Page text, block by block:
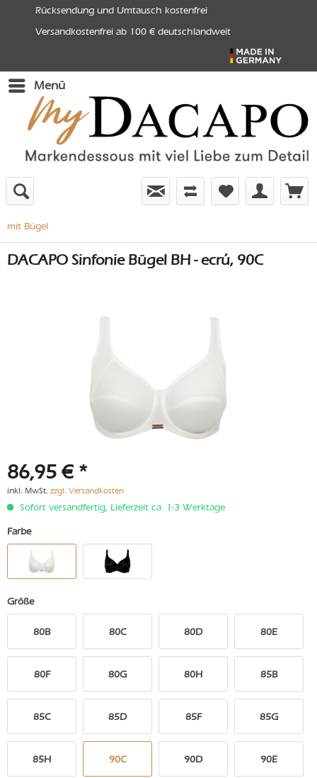
Rücksendung und Umtausch kostenfrei
Versandkostenfrei ab 100 € deutschlandweit
Menü
mit Bügel
DACAPO Sinfonie Bügel BH - ecrú, 90C
86,95 € *
inkl. MwSt. zzgl. Versandkosten
Sofort versandfertig, Lieferzeit ca. 1-3 Werktage
Farbe
Größe
80B 80C 80D 80E
80F 80G 80H 85B
85C 85D 85F 85G
85H 90C 90D 90E